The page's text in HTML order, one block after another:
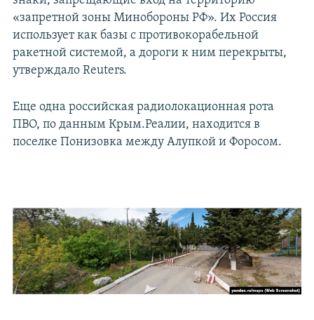
«запретной зоны Минoбороны РФ». Их Россия
использует как базы с противокорабельной
ракетной системой, а дороги к ним перекрыты,
утверждало Reuters.
Еще одна российская радиолокационная рота
ПВО, по данным Крым.Реалии, находится в
поселке Понизовка между Алупкой и Форосом.